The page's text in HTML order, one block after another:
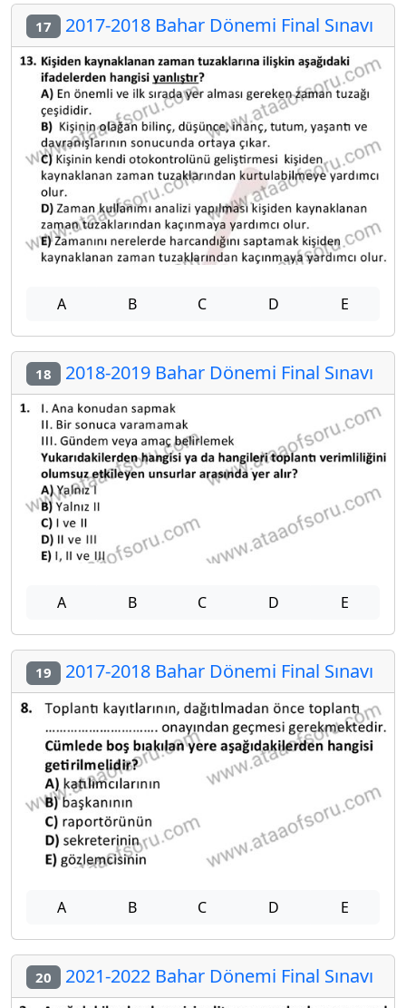
17 2017-2018 Bahar Dönemi Final Sınavı
A B C D E
18 2018-2019 Bahar Dönemi Final Sınavı
A B C D E
19 2017-2018 Bahar Dönemi Final Sınavı
A B C D E
20 2021-2022 Bahar Dönemi Final Sınavı